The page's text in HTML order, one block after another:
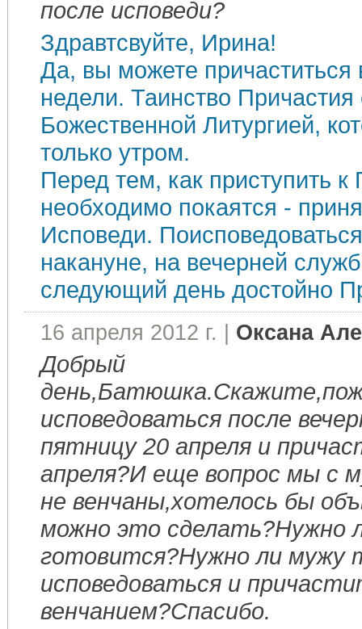
после исповеди?
Здравтсвуйте, Ирина!
Да, вы можете
недели. Таинство
Божественной Литургией,
только утром.
Перед тем, как приступить
необходимо покаятся -
Исповеди.
накануне, на вечерней
следующий день достойно
16 апреля 2012 г. | Оксана
Добрый
исповедоваться после
пятницу 20 апреля и
апреля?И еще вопрос мы с
не венчаны,хотелось бы
можно это сделать?Нужно
готовится?Нужно ли мужу
исповедоваться и
венчанием?Спасибо.